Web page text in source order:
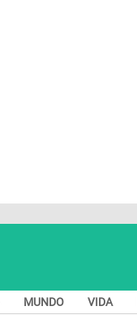
MUNDO VIDA